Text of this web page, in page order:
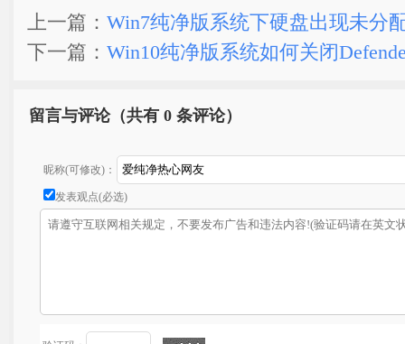
上一篇： Win7纯净版系统下硬盘出现未分
下一篇： Win10纯净版系统如何关闭
留言与评论（共有 0 条评论）
昵称(可修改)：
发表观点(必选)